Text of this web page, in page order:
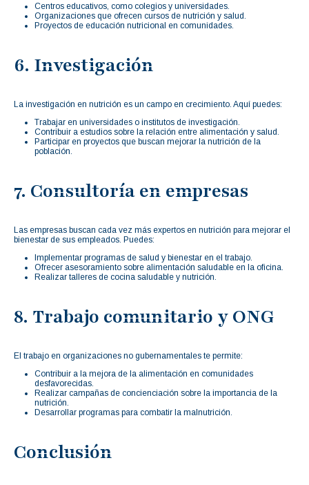
Centros educativos, como colegios y universidades.
Organizaciones que ofrecen cursos de nutrición y salud.
Proyectos de educación nutricional en comunidades.
6. Investigación
La investigación en nutrición es un campo en crecimiento. Aquí puedes:
Trabajar en universidades o institutos de investigación.
Contribuir a estudios sobre la relación entre alimentación y salud.
Participar en proyectos que buscan mejorar la nutrición de la
población.
7. Consultoría en empresas
Las empresas buscan cada vez más expertos en nutrición para mejorar el
bienestar de sus empleados. Puedes:
Implementar programas de salud y bienestar en el trabajo.
Ofrecer asesoramiento sobre alimentación saludable en la oficina.
Realizar talleres de cocina saludable y nutrición.
8. Trabajo comunitario y ONG
El trabajo en organizaciones no gubernamentales te permite:
Contribuir a la mejora de la alimentación en comunidades
desfavorecidas.
Realizar campañas de concienciación sobre la importancia de la
nutrición.
Desarrollar programas para combatir la malnutrición.
Conclusión